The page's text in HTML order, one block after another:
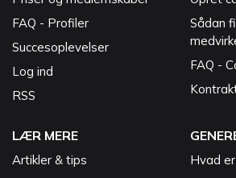
FAQ - Profiler
Succesoplevelser
Log ind
RSS
Sådan
FAQ -
LÆR MERE
Artikler & tips
Hvad